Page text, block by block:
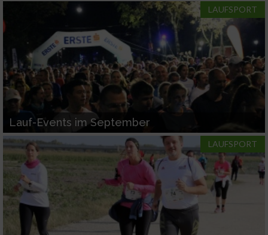
LAUFSPORT
Lauf-Events im September
LAUFSPORT